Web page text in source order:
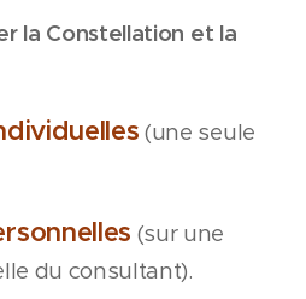
la Constellation et la
(une seule
(sur une
du consultant).